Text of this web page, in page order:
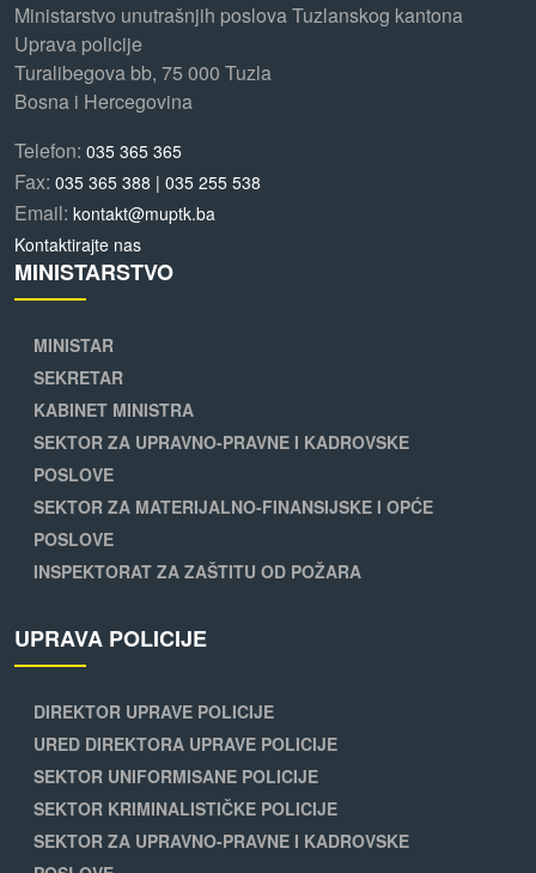
Ministarstvo unutrašnjih poslova Tuzlanskog kantona
Uprava policije
Turalibegova bb, 75 000 Tuzla
Bosna i Hercegovina
Telefon: 035 365 365
Fax: 035 365 388 | 035 255 538
Email: kontakt@muptk.ba
Kontaktirajte nas
MINISTARSTVO
MINISTAR
SEKRETAR
KABINET MINISTRA
SEKTOR ZA UPRAVNO-PRAVNE I KADROVSKE
POSLOVE
SEKTOR ZA MATERIJALNO-FINANSIJSKE I OPĆE
POSLOVE
INSPEKTORAT ZA ZAŠTITU OD POŽARA
UPRAVA POLICIJE
DIREKTOR UPRAVE POLICIJE
URED DIREKTORA UPRAVE POLICIJE
SEKTOR UNIFORMISANE POLICIJE
SEKTOR KRIMINALISTIČKE POLICIJE
SEKTOR ZA UPRAVNO-PRAVNE I KADROVSKE